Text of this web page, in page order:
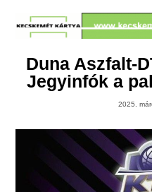
Duna Aszfalt-
Jegyinfók a
2025.